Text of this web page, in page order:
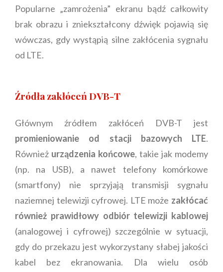
Popularne „zamrożenia” ekranu bądź całkowity
brak obrazu i zniekształcony dźwięk pojawią się
wówczas, gdy wystąpią silne zakłócenia sygnału
od LTE.
Źródła zakłóceń DVB-T
Głównym źródłem zakłóceń DVB-T jest
promieniowanie od stacji bazowych LTE.
Również urządzenia końcowe, takie jak modemy
(np. na USB), a nawet telefony komórkowe
(smartfony) nie sprzyjają transmisji sygnału
naziemnej telewizji cyfrowej. LTE może zakłócać
również prawidłowy odbiór telewizji kablowej
(analogowej i cyfrowej) szczególnie w sytuacji,
gdy do przekazu jest wykorzystany słabej jakości
kabel bez ekranowania. Dla wielu osób